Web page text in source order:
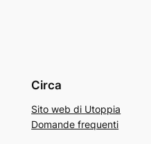
Circa
Sito web di Utoppia
Domande frequenti